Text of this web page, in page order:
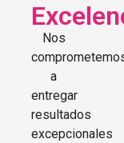
Nos
a
entregar
resultados
excepcionales